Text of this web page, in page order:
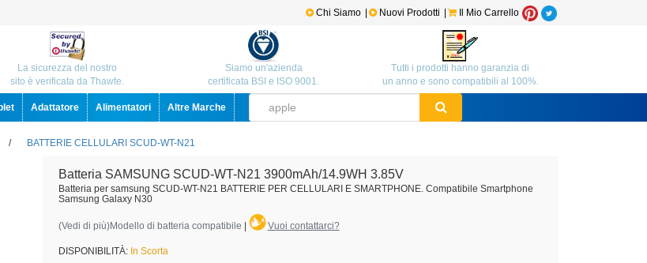
Il Mio Carrello
Nuovi Prodotti
Chi Siamo
La sicurezza del nostro
sito è verificata da Thawte.
Siamo un'azienda
certificata BSI e ISO 9001.
Tutti i prodotti hanno garanzia di
un anno e sono compatibili al 100%.
Adattatore Alimentatori Altre Marche
/ BATTERIE CELLULARI SCUD-WT-N21
Batteria SAMSUNG SCUD-WT-N21 3900mAh/14.9WH 3.85V
Batteria per samsung SCUD-WT-N21 BATTERIE PER CELLULARI E SMARTPHONE. Compatibile Smartphone
Samsung Galaxy N30
(Vedi di più)Modello di batteria compatibile Vuoi contattarci?
DISPONIBILITÀ: In Scorta